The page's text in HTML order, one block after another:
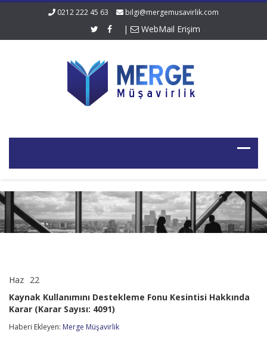
0212 222 45 63 bilgi@mergemusavirlik.com
| WebMail Erişim
Haz 22
Destekleme
Fonu
Hakkında
Kaynak Kullanımını Destekleme Fonu Kesintisi Hakkında
Karar (Karar Sayısı: 4091)
Haberi Ekleyen: Merge Müşavirlik